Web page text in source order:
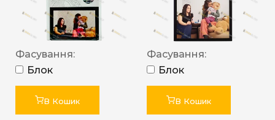
Фасування:
Блок
В Кошик
Фасування:
Блок
В Кошик